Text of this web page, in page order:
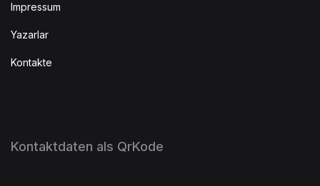
Impressum
Yazarlar
Kontakte
Kontaktdaten als QrKode